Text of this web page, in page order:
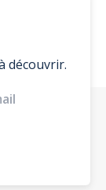
découvrir.